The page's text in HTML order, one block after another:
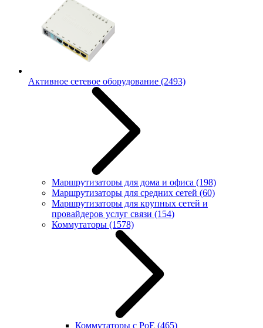
Активное сетевое оборудование (2493)
Маршрутизаторы для дома и офиса (198)
Маршрутизаторы для средних сетей (60)
Маршрутизаторы для крупных сетей и
провайдеров услуг связи (154)
Коммутаторы (1578)
Коммутаторы с PoE (465)